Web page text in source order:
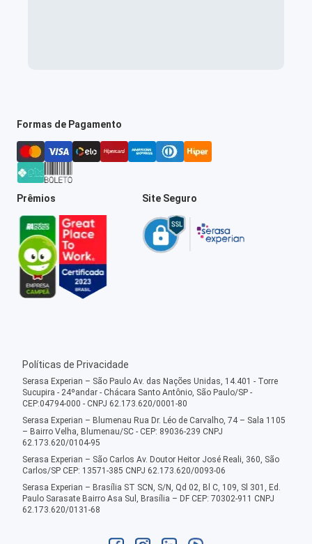
Formas de Pagamento
Prêmios Site Seguro
Políticas de Privacidade
Serasa Experian – São Paulo Av. das Nações Unidas, 14.401 - Torre
Sucupira - 24ºandar - Chácara Santo Antônio, São Paulo/SP -
CEP:04794-000 - CNPJ 62.173.620/0001-80
Serasa Experian – Blumenau Rua Dr. Léo de Carvalho, 74 – Sala 1105
– Bairro Velha, Blumenau/SC - CEP: 89036-239 CNPJ
62.173.620/0104-95
Serasa Experian – São Carlos Av. Doutor Heitor José Reali, 360, São
Carlos/SP CEP: 13571-385 CNPJ 62.173.620/0093-06
Serasa Experian – Brasília ST SCN, S/N, Qd 02, Bl C, 109, Sl 301, Ed.
Paulo Sarasate Bairro Asa Sul, Brasília – DF CEP: 70302-911 CNPJ
62.173.620/0131-68